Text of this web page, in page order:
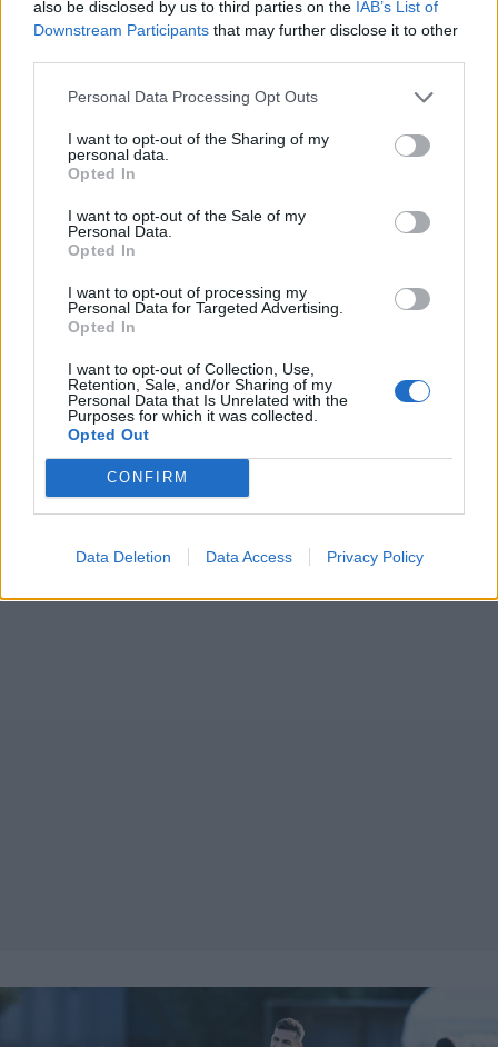
also be disclosed by us to third parties on the IAB’s List of
Downstream Participants that may further disclose it to other
Personal Data Processing Opt Outs
I want to opt-out of the Sharing of my
personal data.
Opted In
I want to opt-out of the Sale of my
Personal Data.
Opted In
I want to opt-out of processing my
Personal Data for Targeted Advertising.
Opted In
I want to opt-out of Collection, Use,
Retention, Sale, and/or Sharing of my
Personal Data that Is Unrelated with the
Purposes for which it was collected.
Opted Out
CONFIRM
Data Deletion Data Access Privacy Policy
Photo 5/9
Αργεντινή: Ο τελευταίος χορός μιας παρέας που
παραμένει αήττητη σχεδόν 3 χρόνια (Videos+Photos)